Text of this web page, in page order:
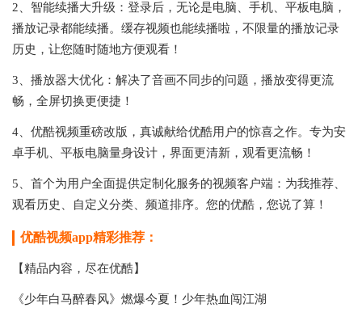
2、智能续播大升级：登录后，无论是电脑、手机、平板电脑，
播放记录都能续播。缓存视频也能续播啦，不限量的播放记录
历史，让您随时随地方便观看！
3、播放器大优化：解决了音画不同步的问题，播放变得更流
畅，全屏切换更便捷！
4、优酷视频重磅改版，真诚献给优酷用户的惊喜之作。专为安
卓手机、平板电脑量身设计，界面更清新，观看更流畅！
5、首个为用户全面提供定制化服务的视频客户端：为我推荐、
观看历史、自定义分类、频道排序。您的优酷，您说了算！
优酷视频app精彩推荐：
【精品内容，尽在优酷】
《少年白马醉春风》燃爆今夏！少年热血闯江湖